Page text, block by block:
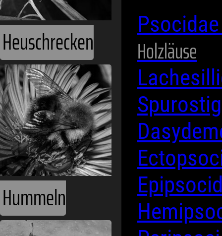
Heuschrecken
Hummeln
Holzläuse